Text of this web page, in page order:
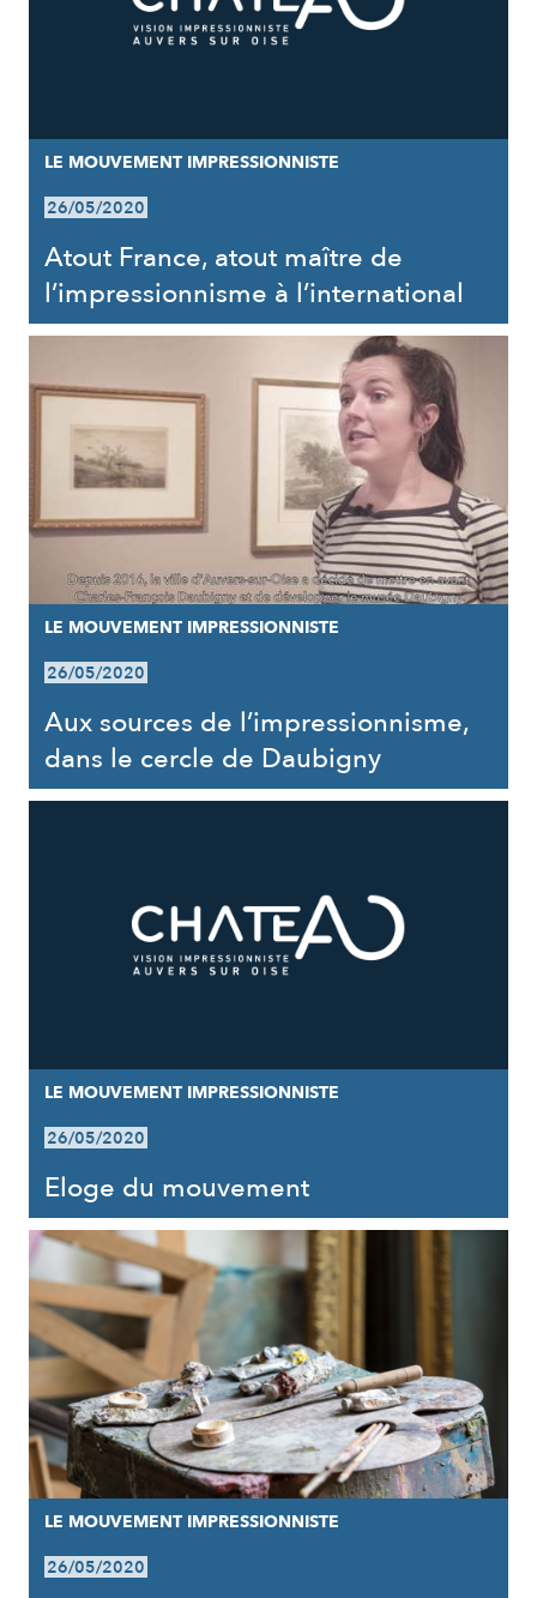
LE MOUVEMENT IMPRESSIONNISTE
26/05/2020
Atout France, atout maître de
l’impressionnisme à l’international
LE MOUVEMENT IMPRESSIONNISTE
26/05/2020
Aux sources de l’impressionnisme,
dans le cercle de Daubigny
LE MOUVEMENT IMPRESSIONNISTE
26/05/2020
Eloge du mouvement
LE MOUVEMENT IMPRESSIONNISTE
26/05/2020